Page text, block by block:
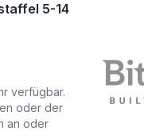
5-14
verfügbar.
oder der
an oder